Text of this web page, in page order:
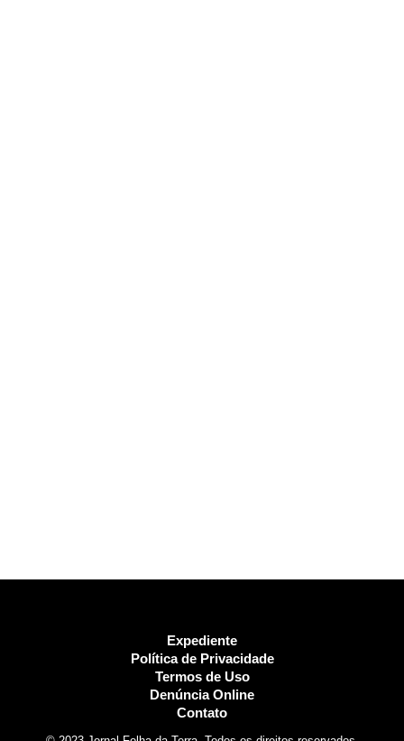
Expediente
Política de Privacidade
Termos de Uso
Denúncia Online
Contato